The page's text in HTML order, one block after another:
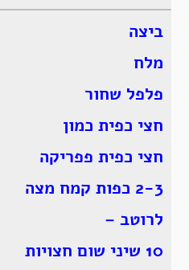
ביצה
מלח
פלפל שחור
חצי כפית כמון
חצי כפית פפריקה
2-3 כפות קמח מצה
לרוטב –
10 שיני שום חצויות